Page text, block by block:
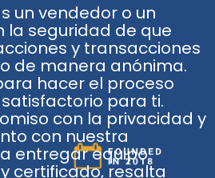
un vendedor o un
la seguridad de que
y transacciones
de manera anónima.
hacer el proceso
para ti.
con la privacidad y
con nuestra
entregar equipo
certificado, resalta